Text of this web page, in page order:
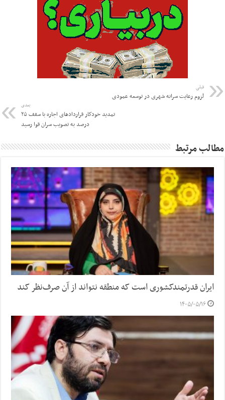
قبلی
لزوم رعایت سرانه شهری در توسعه عمودی
بعدی
تمدید خودکار قراردادهای اجاره با سقف ۲۵
درصد به تصویب سران قوا رسید
مطالب مرتبط
ایران قدرتمندکشوری است که منطقه نتواند از آن صرف‌نظر کند
۱۴۰۵/۰۵/۱۶